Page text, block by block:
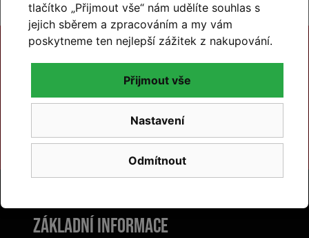
Další značky
Základní informace
tlačítko „Přijmout vše“ nám udělíte souhlas s
jejich sběrem a zpracováním a my vám
poskytneme ten nejlepší zážitek z nakupování.
Odmítnout
Nastavení
Přijmout vše